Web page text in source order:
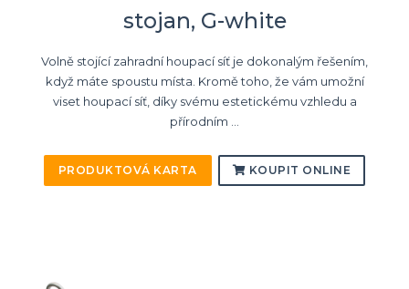
stojan, G-white
Volně stojící zahradní houpací síť je dokonalým řešením,
když máte spoustu místa. Kromě toho, že vám umožní
viset houpací síť, díky svému estetickému vzhledu a
přírodním ...
PRODUKTOVÁ KARTA KOUPIT ONLINE